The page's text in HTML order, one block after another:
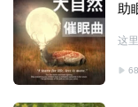
助
这